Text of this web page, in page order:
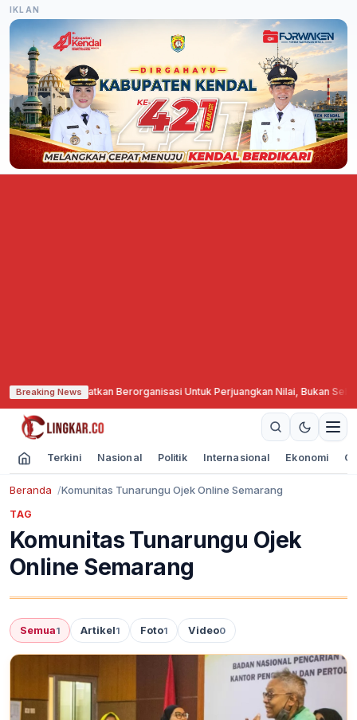
IKLAN
Breaking News
Nashir Ingatkan Berorganisasi Untuk Perjuangkan Nilai, Bukan Sebatas
Terkini Nasional Politik Internasional Ekonomi
Beranda Komunitas Tunarungu Ojek Online Semarang
TAG
Komunitas Tunarungu Ojek
Online Semarang
Semua1 Artikel1 Foto1 Video0